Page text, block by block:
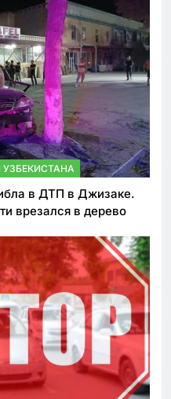
в ДТП в Джизаке.
врезался в дерево